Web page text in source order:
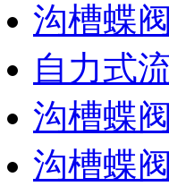
沟槽蝶
自力式
沟槽蝶
沟槽蝶